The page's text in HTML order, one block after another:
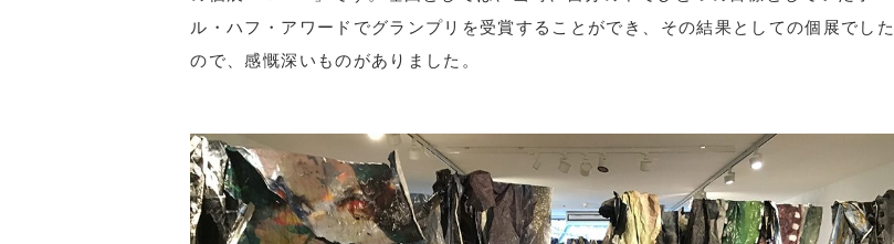
ル・ハフ・アワードでグランプリを受賞することができ、その結果としての個展でした
ので、感慨深いものがありました。